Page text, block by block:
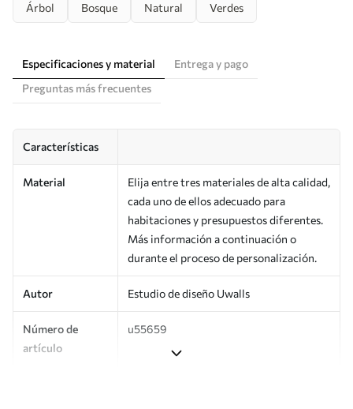
Árbol Bosque Natural Verdes
Especificaciones y material
Entrega y pago
Preguntas más frecuentes
Características
Material
Elija entre tres materiales de alta calidad,
cada uno de ellos adecuado para
habitaciones y presupuestos diferentes.
Más información a continuación o
durante el proceso de personalización.
Autor Estudio de diseño Uwalls
Número de
artículo
u55659